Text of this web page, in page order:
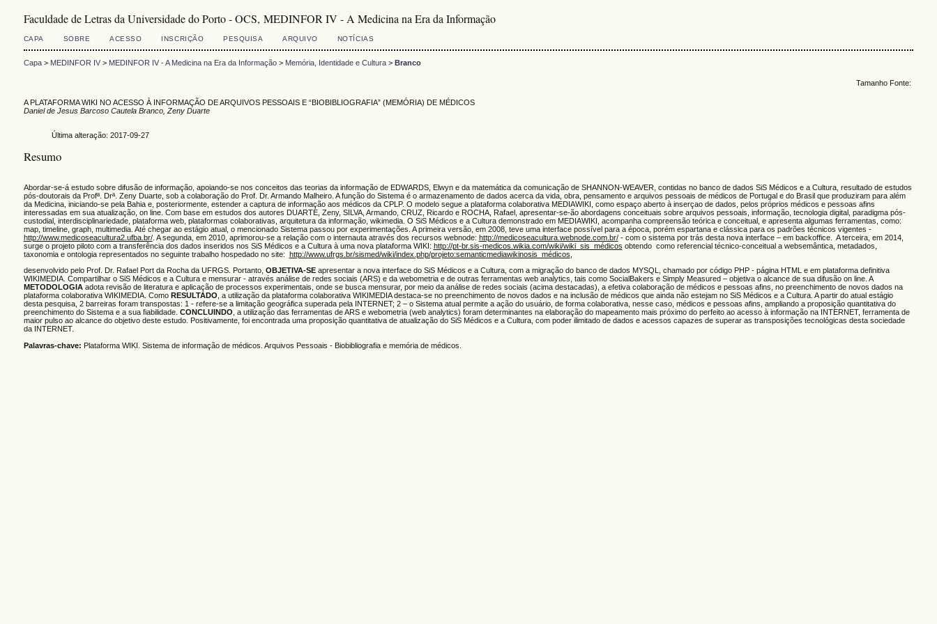
Faculdade de Letras da Universidade do Porto - OCS, MEDINFOR IV - A Medicina na Era da Informação
CAPA SOBRE ACESSO INSCRIÇÃO PESQUISA ARQUIVO NOTÍCIAS
Capa> MEDINFOR IV> MEDINFOR IV - A Medicina na Era da Informação> Memória, Identidade e Cultura> Branco
Tamanho Fonte:
A PLATAFORMA WIKI NO ACESSO À INFORMAÇÃO DE ARQUIVOS PESSOAIS E “BIOBIBLIOGRAFIA” (MEMÓRIA) DE MÉDICOS
Daniel de Jesus Barcoso Cautela Branco, Zeny Duarte
Última alteração: 2017-09-27
Resumo
Abordar-se-á estudo sobre difusão de informação, apoiando-se nos conceitos das teorias da informação de EDWARDS, Elwyn e da matemática da comunicação de SHANNON-WEAVER, contidas no banco de dados SiS Médicos e a Cultura, resultado de estudos
pós-doutorais da Profª. Drª. Zeny Duarte, sob a colaboração do Prof. Dr. Armando Malheiro. A função do Sistema é o armazenamento de dados acerca da vida, obra, pensamento e arquivos pessoais de médicos de Portugal e do Brasil que produziram para além
da Medicina, iniciando-se pela Bahia e, posteriormente, estender a captura de informação aos médicos da CPLP. O modelo segue a plataforma colaborativa MEDIAWIKI, como espaço aberto à inserçao de dados, pelos próprios médicos e pessoas afins
interessadas em sua atualização, on line. Com base em estudos dos autores DUARTE, Zeny, SILVA, Armando, CRUZ, Ricardo e ROCHA, Rafael, apresentar-se-ão abordagens conceituais sobre arquivos pessoais, informação, tecnologia digital, paradigma pós-
custodial, interdisciplinariedade, plataforma web, plataformas colaborativas, arquitetura da informação, wikimedia. O SiS Médicos e a Cultura demonstrado em MEDIAWIKI, acompanha compreensão teórica e conceitual, e apresenta algumas ferramentas, como:
map, timeline, graph, multimedia. Até chegar ao estágio atual, o mencionado Sistema passou por experimentações. A primeira versão, em 2008, teve uma interface possível para a época, porém espartana e clássica para os padrões técnicos vigentes -
http://www.medicoseacultura2.ufba.br/. A segunda, em 2010, aprimorou-se a relação com o internauta através dos recursos webnode: http://medicoseacultura.webnode.com.br/- com o sistema por trás desta nova interface – em backoffice. A terceira, em 2014,
surge o projeto piloto com a transferência dos dados inseridos nos SiS Médicos e a Cultura à uma nova plataforma WIKI: http://pt-br.sis-medicos.wikia.com/wiki/wiki_sis_médicos obtendo como referencial técnico-conceitual a websemântica, metadados,
taxonomia e ontologia representados no seguinte trabalho hospedado no site: http://www.ufrgs.br/sismed/wiki/index.php/projeto:semanticmediawikinosis_médicos
desenvolvido pelo Prof. Dr. Rafael Port da Rocha da UFRGS. Portanto, OBJETIVA-SEapresentar a nova interface do SiS Médicos e a Cultura, com a migração do banco de dados MYSQL, chamado por código PHP - página HTML e em plataforma definitiva
WIKIMEDIA. Compartilhar o SiS Médicos e a Cultura e mensurar - através análise de redes sociais (ARS) e da webometria e de outras ferramentas web analytics, tais como SocialBakers e Simply Measured – objetiva o alcance de sua difusão on line. A
METODOLOGIAadota revisão de literatura e aplicação de processos experimentais, onde se busca mensurar, por meio da análise de redes sociais (acima destacadas), a efetiva colaboração de médicos e pessoas afins, no preenchimento de novos dados na
plataforma colaborativa WIKIMEDIA. Como RESULTADO , a utilização da plataforma colaborativa WIKIMEDIA destaca-se no preenchimento de novos dados e na inclusão de médicos que ainda não estejam no SiS Médicos e a Cultura. A partir do atual estágio
desta pesquisa, 2 barreiras foram transpostas: 1 - refere-se a limitação geográfica superada pela INTERNET; 2 – o Sistema atual permite a ação do usuário, de forma colaborativa, nesse caso, médicos e pessoas afins, ampliando a proposição quantitativa do
preenchimento do Sistema e a sua fiabilidade. CONCLUINDO , a utilização das ferramentas de ARS e webometria (web analytics) foram determinantes na elaboração do mapeamento mais próximo do perfeito ao acesso à informação na INTERNET, ferramenta de
maior pulso ao alcance do objetivo deste estudo. Positivamente, foi encontrada uma proposição quantitativa de atualização do SiS Médicos e a Cultura, com poder ilimitado de dados e acessos capazes de superar as transposições tecnológicas desta sociedade
da INTERNET.
Palavras-chave: Plataforma WIKI. Sistema de informação de médicos. Arquivos Pessoais - Biobibliografia e memória de médicos.